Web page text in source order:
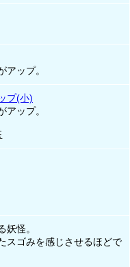
アップ。
プ(小)
アップ。
妖怪。
スゴみを感じさせるほどで